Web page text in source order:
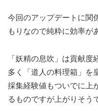
今回のアップデートに関
もりなので純粋に効率が
「妖精の息吹」は貢献
多く「道人の料理箱」を
採集経験値もついでに上
るものですが上がりそう